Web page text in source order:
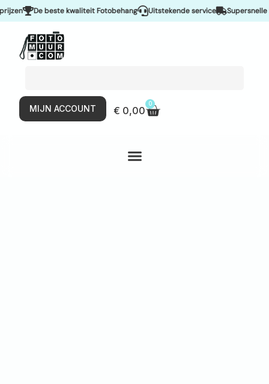
De beste kwaliteit Fotobehang Uitstekende service Supersnelle
MIJN ACCOUNT € 0,00
0